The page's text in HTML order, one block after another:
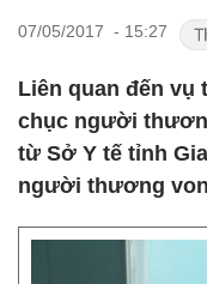
07/05/2017 - 15:27
Liên quan đến vụ
chục người
từ Sở Y tế tỉnh
người thương